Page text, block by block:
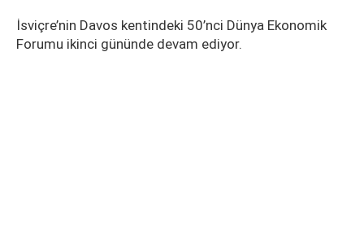
İsviçre’nin Davos kentindeki 50’nci Dünya Ekonomik
Forumu ikinci gününde devam ediyor.